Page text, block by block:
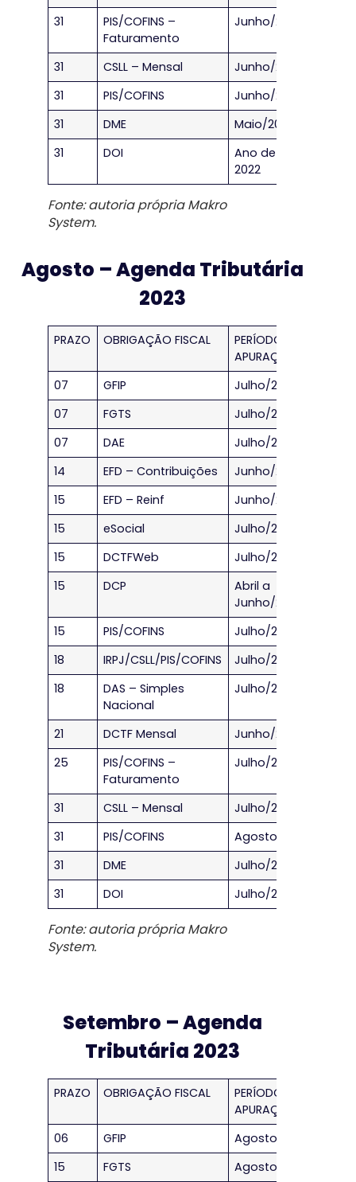
31
PIS/COFINS –
Faturamento
Junho/2023
31 CSLL – Mensal
Junho/2023
31
PIS/COFINS
Junho/2023
31
DME
Maio/2023
31
DOI
Ano de
2022
Fonte: autoria própria Makro
System.
Agosto – Agenda Tributária
2023
PRAZO OBRIGAÇÃO FISCAL
PERÍODO DE
APURAÇÃO
07
GFIP
Julho/2023
07
FGTS
Julho/2023
07
DAE
Julho/2023
14
EFD – Contribuições
Junho/2023
15
EFD – Reinf
Junho/2023
15
eSocial
Julho/2023
15
DCTFWeb
Julho/2023
15
DCP
Abril a
Junho/2023
15
PIS/COFINS
Julho/2023
18
IRPJ/CSLL/PIS/COFINS
Julho/2023
18
DAS – Simples
Nacional
Julho/2023
21 DCTF Mensal
Junho/2023
25
PIS/COFINS –
Faturamento
Julho/2023
31 CSLL – Mensal
Julho/2023
31
PIS/COFINS
Agosto/2023
31
DME
Julho/2023
31
DOI Julho/2023
Fonte: autoria própria Makro
System.
Setembro – Agenda
Tributária 2023
PRAZO OBRIGAÇÃO FISCAL
PERÍODO DE
APURAÇÃO
06
GFIP
Agosto/2023
15
FGTS
Agosto/2023